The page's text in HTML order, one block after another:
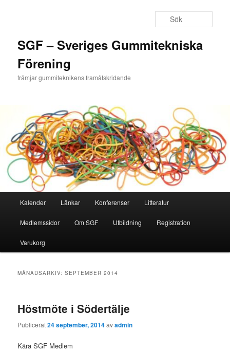
SGF – Sveriges Gummitekniska
Förening
främjar gummiteknikens framåtskridande
Kalender Länkar Konferenser Litteratur
Medlemssidor Om SGF Utbildning Registration
Varukorg
MÅNADSARKIV:SEPTEMBER 2014
Höstmöte i Södertälje
Publicerat24 september, 2014avadmin
Kära SGF Medlem